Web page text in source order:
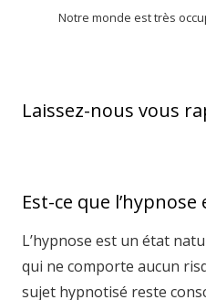
Notre monde est très
Laissez-nous vous
Est-ce que
L’hypnose est un état
qui ne comporte aucun
sujet hypnotisé reste